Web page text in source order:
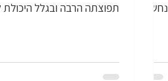
תפוצתה הרבה ובגלל היכולת